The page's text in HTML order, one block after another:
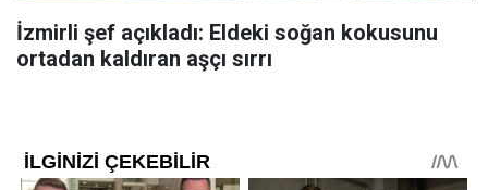
İzmirli şef açıkladı: Eldeki soğan kokusunu
ortadan kaldıran aşçı sırrı